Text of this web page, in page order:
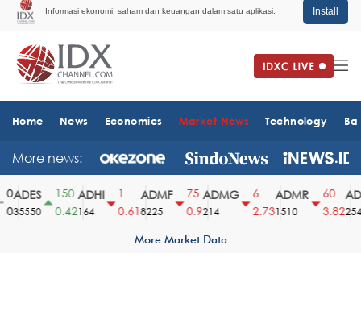
Informasi ekonomi, saham dan keuangan dalam satu aplikasi. Install
Home News Economics Market News Technology
More news:
ADES
35550
150
0.42
ADHI
164
0.61
ADMF
8225
75
0.9
ADMG
214
2.73
ADMR
1510
60
3.822540
More Market Data